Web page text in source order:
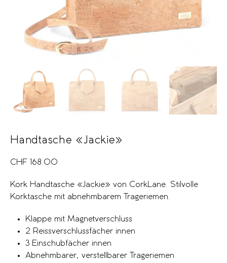
Handtasche «Jackie»
CHF 168.00
Kork Handtasche «Jackie» von CorkLane. Stilvolle
Korktasche mit abnehmbarem Trageriemen.
Klappe mit Magnetverschluss
2 Reissverschlussfächer innen
3 Einschubfächer innen
Abnehmbarer, verstellbarer Trageriemen